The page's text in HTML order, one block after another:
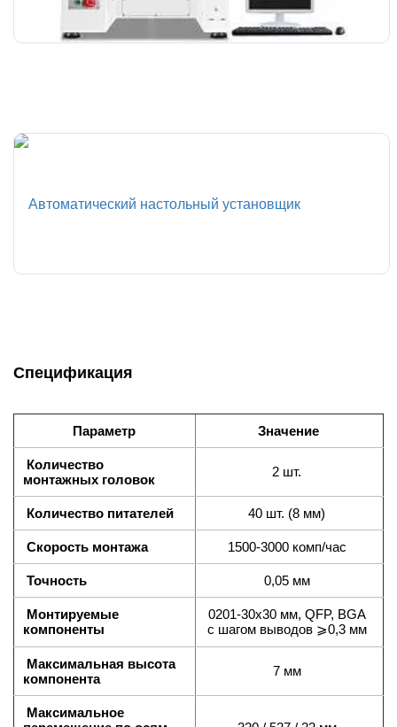
Спецификация
Параметр Значение
Количество
монтажных головок
2 шт.
Количество питателей 40 шт. (8 мм)
Скорость монтажа 1500-3000 комп/час
Точность 0,05 мм
Монтируемые
компоненты
0201-30х30 мм, QFP, BGA
с шагом выводов ⩾0,3 мм
Максимальная высота
компонента
7 мм
Максимальное